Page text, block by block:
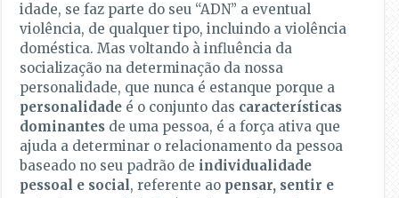
idade, se faz parte do seu “ADN” a eventual
violência, de qualquer tipo, incluindo a violência
doméstica. Mas voltando à influência da
socialização na determinação da nossa
personalidade, que nunca é estanque porque a
personalidade é o conjunto das características
dominantes de uma pessoa, é a força ativa que
ajuda a determinar o relacionamento da pessoa
baseado no seu padrão de individualidade
pessoal e social, referente ao pensar, sentir e